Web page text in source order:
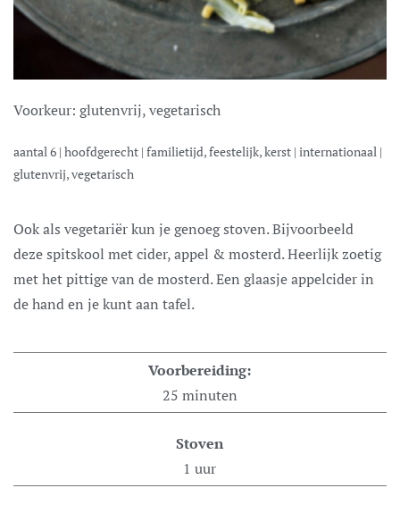
Voorkeur: glutenvrij, vegetarisch
aantal 6 | hoofdgerecht | familietijd, feestelijk, kerst | internationaal |
glutenvrij, vegetarisch
Ook als vegetariër kun je genoeg stoven. Bijvoorbeeld
deze spitskool met cider, appel & mosterd. Heerlijk zoetig
met het pittige van de mosterd. Een glaasje appelcider in
de hand en je kunt aan tafel.
Voorbereiding:
25 minuten
Stoven
1 uur